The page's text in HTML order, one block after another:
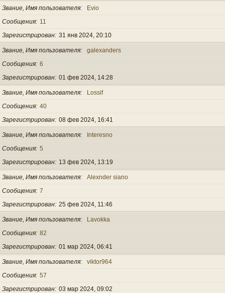
Звание, Имя пользователя
Evio
Сообщения
11
Зарегистрирован 31 янв 2024, 20:10
Звание, Имя пользователя
galexanders
Сообщения 6
Зарегистрирован 01 фев 2024, 14:28
Звание, Имя пользователя
Lossif
Сообщения 40
Зарегистрирован 08 фев 2024, 16:41
Звание, Имя пользователя
Interesno
Сообщения 5
Зарегистрирован
13 фев 2024, 13:19
Звание, Имя пользователя
Alexnder siano
Сообщения 7
Зарегистрирован 25 фев 2024, 11:46
Звание, Имя пользователя
Lavokka
Сообщения 82
Зарегистрирован 01 мар 2024, 06:41
Звание, Имя пользователя
viktor964
Сообщения 57
Зарегистрирован 03 мар 2024, 09:02